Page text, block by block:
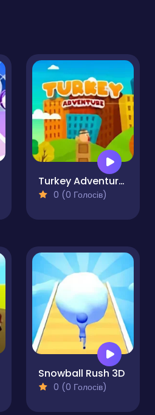
Turkey Adventure Runner
0 (0 Голосів)
Snowball Rush 3D
0 (0 Голосів)